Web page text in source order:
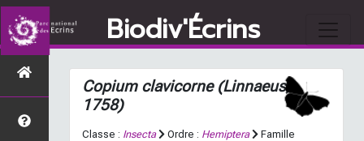
Biodiv'Écrins
Copium clavicorne(Linnaeus,
1758)
Classe : Insecta Ordre : Hemiptera
Famille